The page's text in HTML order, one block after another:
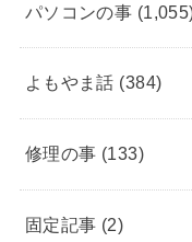
パソコンの事
よもやま話 (384)
修理の事 (133)
固定記事 (2)